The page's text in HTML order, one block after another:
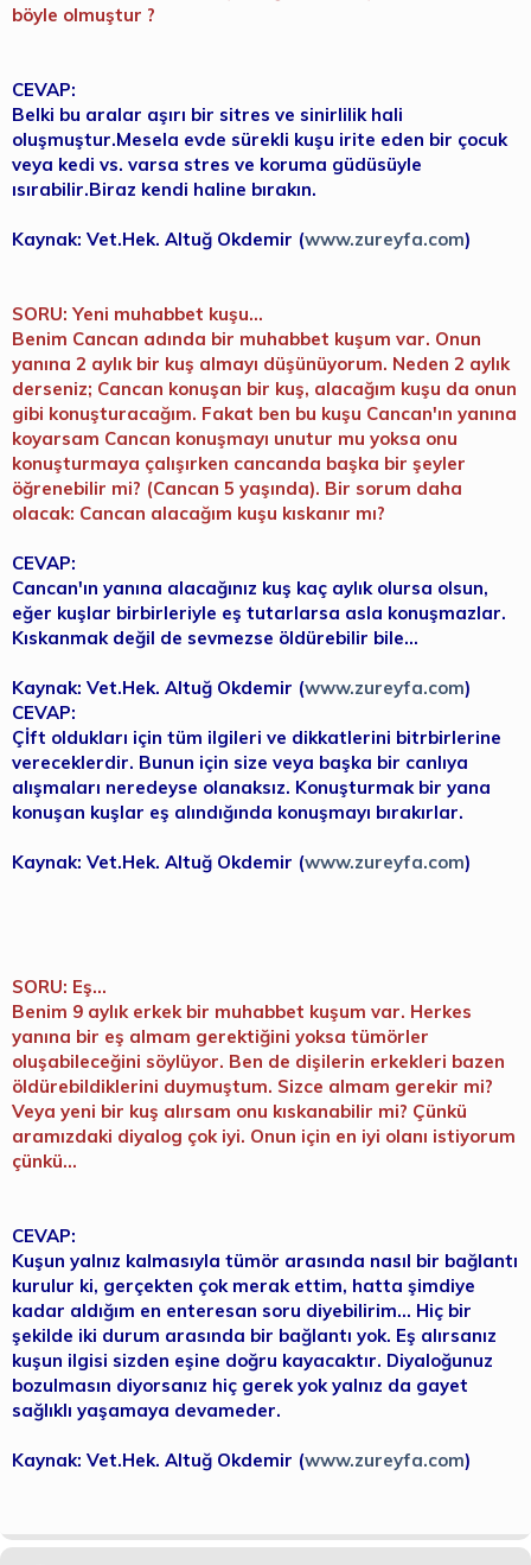
böyle olmuştur ?
CEVAP:
Belki bu aralar aşırı bir sitres ve sinirlilik hali
oluşmuştur.Mesela evde sürekli kuşu irite eden bir çocuk
veya kedi vs. varsa stres ve koruma güdüsüyle
ısırabilir.Biraz kendi haline bırakın.
Kaynak: Vet.Hek. Altuğ Okdemir (www.zureyfa.com)
SORU: Yeni muhabbet kuşu...
Benim Cancan adında bir muhabbet kuşum var. Onun
yanına 2 aylık bir kuş almayı düşünüyorum. Neden 2 aylık
derseniz; Cancan konuşan bir kuş, alacağım kuşu da onun
gibi konuşturacağım. Fakat ben bu kuşu Cancan'ın yanına
koyarsam Cancan konuşmayı unutur mu yoksa onu
konuşturmaya çalışırken cancanda başka bir şeyler
öğrenebilir mi? (Cancan 5 yaşında). Bir sorum daha
olacak: Cancan alacağım kuşu kıskanır mı?
CEVAP:
Cancan'ın yanına alacağınız kuş kaç aylık olursa olsun,
eğer kuşlar birbirleriyle eş tutarlarsa asla konuşmazlar.
Kıskanmak değil de sevmezse öldürebilir bile...
Kaynak: Vet.Hek. Altuğ Okdemir (www.zureyfa.com)
CEVAP:
Çİft oldukları için tüm ilgileri ve dikkatlerini bitrbirlerine
vereceklerdir. Bunun için size veya başka bir canlıya
alışmaları neredeyse olanaksız. Konuşturmak bir yana
konuşan kuşlar eş alındığında konuşmayı bırakırlar.
Kaynak: Vet.Hek. Altuğ Okdemir (www.zureyfa.com)
SORU: Eş...
Benim 9 aylık erkek bir muhabbet kuşum var. Herkes
yanına bir eş almam gerektiğini yoksa tümörler
oluşabileceğini söylüyor. Ben de dişilerin erkekleri bazen
öldürebildiklerini duymuştum. Sizce almam gerekir mi?
Veya yeni bir kuş alırsam onu kıskanabilir mi? Çünkü
aramızdaki diyalog çok iyi. Onun için en iyi olanı istiyorum
çünkü...
CEVAP:
Kuşun yalnız kalmasıyla tümör arasında nasıl bir bağlantı
kurulur ki, gerçekten çok merak ettim, hatta şimdiye
kadar aldığım en enteresan soru diyebilirim... Hiç bir
şekilde iki durum arasında bir bağlantı yok. Eş alırsanız
kuşun ilgisi sizden eşine doğru kayacaktır. Diyaloğunuz
bozulmasın diyorsanız hiç gerek yok yalnız da gayet
sağlıklı yaşamaya devameder.
Kaynak: Vet.Hek. Altuğ Okdemir (www.zureyfa.com)